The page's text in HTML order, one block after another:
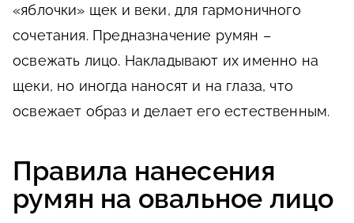
«яблочки» щек и веки, для гармоничного
сочетания. Предназначение румян –
освежать лицо. Накладывают их именно на
щеки, но иногда наносят и на глаза, что
освежает образ и делает его естественным.
Правила нанесения
румян на овальное лицо